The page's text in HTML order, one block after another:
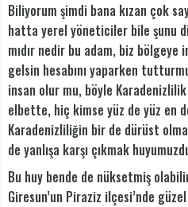
Biliyorum şimdi bana kızan çok
hatta yerel yöneticiler bile şunu
mıdır nedir bu adam, biz bölgeye
gelsin hesabını yaparken
insan olur mu, böyle
elbette, hiç kimse yüz de yüz en
Karadenizliliğin bir de dürüst
de yanlışa karşı çıkmak
Bu huy bende de nüksetmiş
Giresun’un Piraziz ilçesi’nde